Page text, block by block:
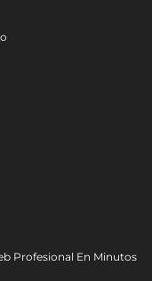
Profesional En Minutos